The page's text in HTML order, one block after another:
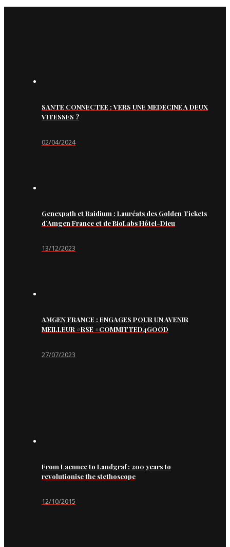
SANTE CONNECTEE : VERS UNE MEDECINE A DEUX
VITESSES ?
02/04/2024
Genexpath et Raidium : Lauréats des Golden Tickets
d’Amgen France et de BioLabs Hôtel-Dieu
13/12/2023
AMGEN FRANCE : ENGAGES POUR UN AVENIR
MEILLEUR #RSE #COMMITTED4GOOD
27/07/2023
From Laennec to Landgraf : 200 years to
revolutionise the stethoscope
12/10/2015